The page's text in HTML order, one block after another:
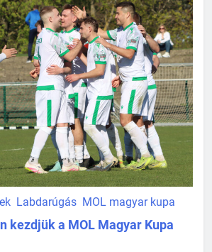
Labdarúgás MOL magyar kupa
kezdjük a MOL Magyar Kupa